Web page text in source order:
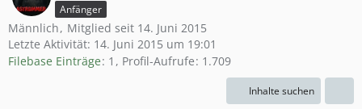
Anfänger
Männlich
Mitglied seit 14. Juni 2015
Letzte Aktivität: 14. Juni 2015 um 19:01
Filebase Einträge 1 Profil-Aufrufe 1.709
Inhalte suchen